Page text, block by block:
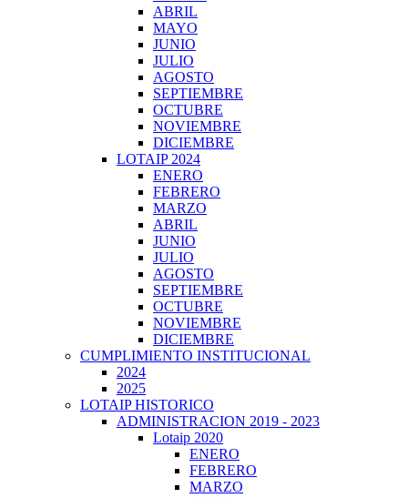
ABRIL
MAYO
JUNIO
JULIO
AGOSTO
SEPTIEMBRE
OCTUBRE
NOVIEMBRE
DICIEMBRE
LOTAIP 2024
ENERO
FEBRERO
MARZO
ABRIL
JUNIO
JULIO
AGOSTO
SEPTIEMBRE
OCTUBRE
NOVIEMBRE
DICIEMBRE
CUMPLIMIENTO INSTITUCIONAL
2024
2025
LOTAIP HISTORICO
ADMINISTRACION 2019 - 2023
Lotaip 2020
ENERO
FEBRERO
MARZO